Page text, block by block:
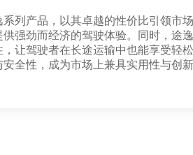
系列产品，以其卓越的性价比引领市
强劲而经济的驾驶体验。同时，途
让驾驶者在长途运输中也能享受轻松
全性，成为市场上兼具实用性与创